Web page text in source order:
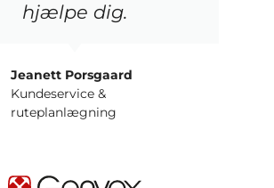
hjælpe dig.
Jeanett Porsgaard
Kundeservice &
ruteplanlægning